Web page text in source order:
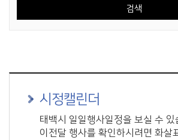
시정캘린더
태백시 일일행사일정을 보실 수 있
이전달 행사를 확인하시려면 화살